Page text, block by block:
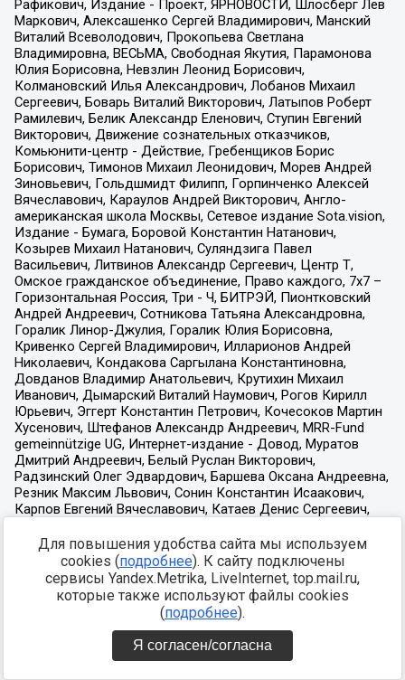
Для повышения удобства сайта мы используем
cookies (подробнее). К сайту подключены
сервисы Yandex.Metrika, LiveInternet, top.mail.ru,
которые также используют файлы cookies
(подробнее).
Я согласен/согласна